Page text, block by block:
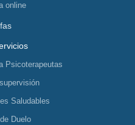
online
Psicoterapeutas
Saludables
Duelo